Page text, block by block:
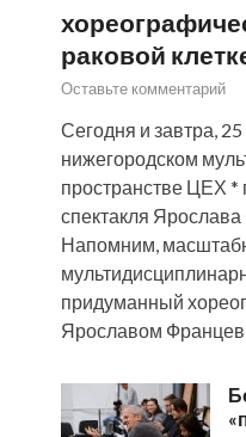
раковой
Оставьте комментарий
Сегодня и завтра,
нижегородском
пространстве ЦЕХ *
спектакля
Напомним,
придуманный
Ярославом